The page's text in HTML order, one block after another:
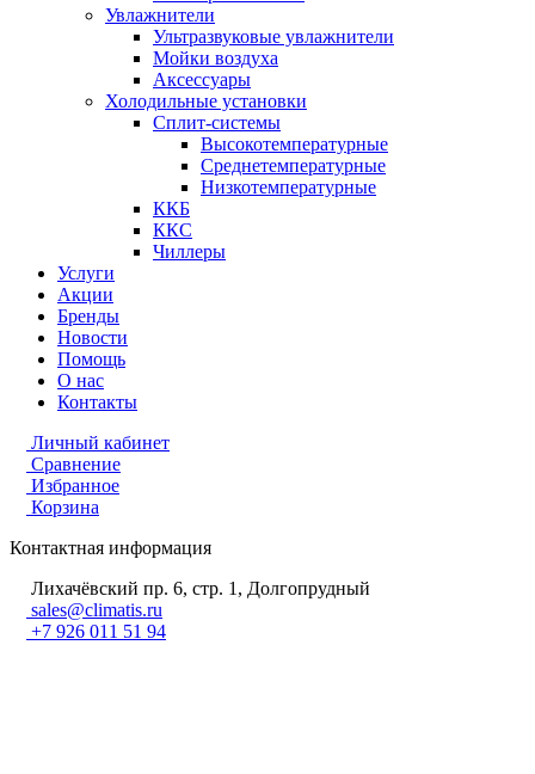
Увлажнители
Ультразвуковые увлажнители
Мойки воздуха
Аксессуары
Холодильные установки
Сплит-системы
Высокотемпературные
Среднетемпературные
Низкотемпературные
ККБ
ККС
Чиллеры
Услуги
Акции
Бренды
Новости
Помощь
О нас
Контакты
Личный кабинет
Сравнение
Избранное
Корзина
Контактная информация
Лихачёвский пр. 6, стр. 1, Долгопрудный
sales@climatis.ru
+7 926 011 51 94